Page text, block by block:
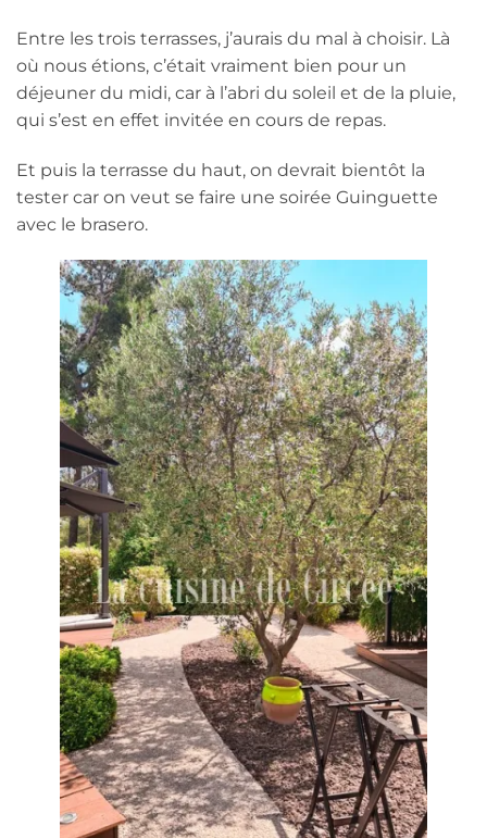
Entre les trois terrasses, j’aurais du mal à choisir. Là
où nous étions, c’était vraiment bien pour un
déjeuner du midi, car à l’abri du soleil et de la pluie,
qui s’est en effet invitée en cours de repas.
Et puis la terrasse du haut, on devrait bientôt la
tester car on veut se faire une soirée Guinguette
avec le brasero.